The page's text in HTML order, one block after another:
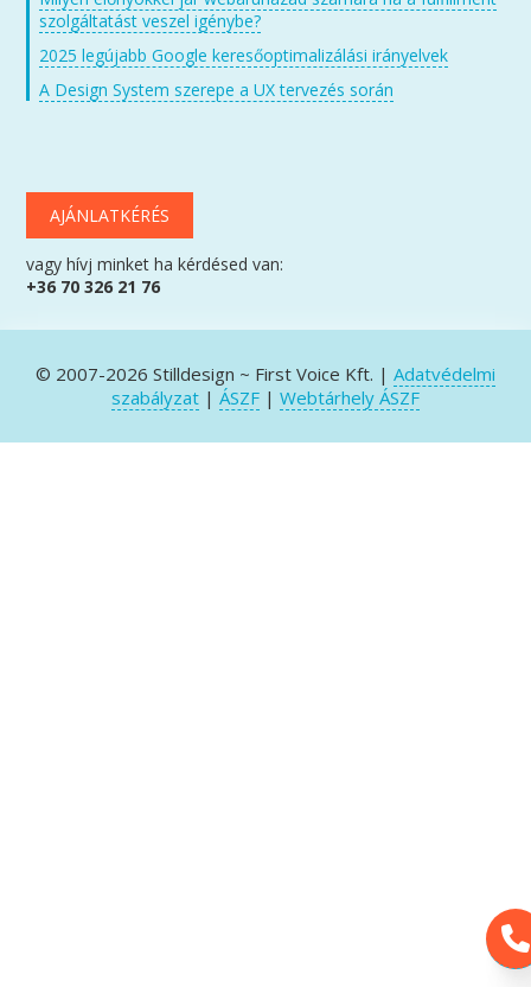
szolgáltatást veszel igénybe?
2025 legújabb Google keresőoptimalizálási irányelvek
A Design System szerepe a UX tervezés során
AJÁNLATKÉRÉS
vagy hívj minket ha kérdésed van:
+36 70 326 21 76
© 2007-2026 Stilldesign ~ First Voice Kft. | Adatvédelmi
szabályzat | ÁSZF | Webtárhely ÁSZF